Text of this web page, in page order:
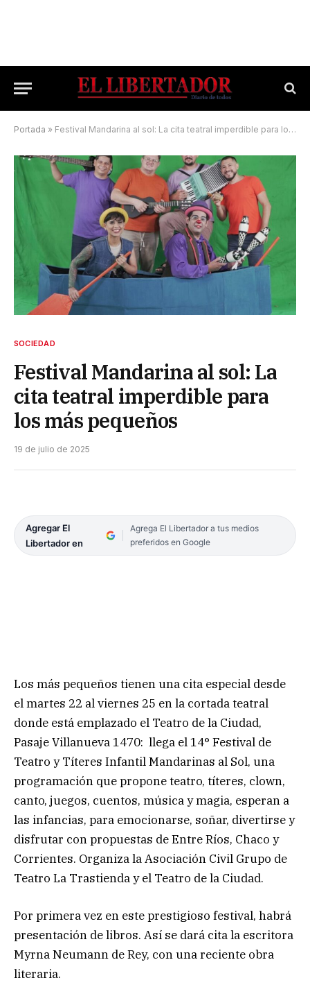
Portada » Festival Mandarina al sol: La cita teatral imperdible para los más pequeños
SOCIEDAD
Festival Mandarina al sol: La
cita teatral imperdible para
los más pequeños
19 de julio de 2025
Agregar El
Libertador en
Agrega El Libertador a tus medios
preferidos en Google
Los más pequeños tienen una cita especial desde
el martes 22 al viernes 25 en la cortada teatral
donde está emplazado el Teatro de la Ciudad,
Pasaje Villanueva 1470: llega el 14° Festival de
Teatro y Títeres Infantil Mandarinas al Sol, una
programación que propone teatro, títeres, clown,
canto, juegos, cuentos, música y magia, esperan a
las infancias, para emocionarse, soñar, divertirse y
disfrutar con propuestas de Entre Ríos, Chaco y
Corrientes. Organiza la Asociación Civil Grupo de
Teatro La Trastienda y el Teatro de la Ciudad.
Por primera vez en este prestigioso festival, habrá
presentación de libros. Así se dará cita la escritora
Myrna Neumann de Rey, con una reciente obra
literaria.